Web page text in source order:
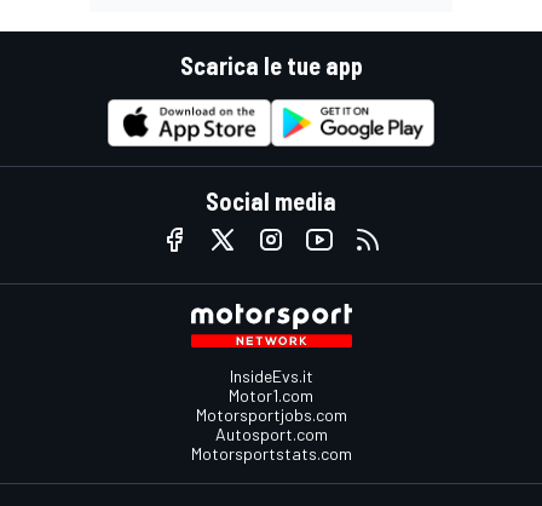
Scarica le tue app
Social media
InsideEvs.it
Motor1.com
Motorsportjobs.com
Autosport.com
Motorsportstats.com